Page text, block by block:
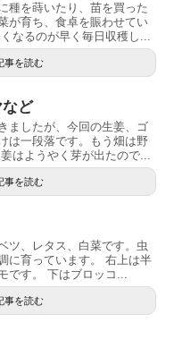
種を蒔いたり、苗を買った
が育ち、食卓を賑わせてい
なるのが早く毎日収穫し...
事を読む
ど
ましたが、今回の生姜、ゴ
は一段落です。もう畑は野
はようやく芽が出たので...
事を読む
ツ、レタス、白菜です。虫
に育っています。 右上は半
です。 下はブロッコ...
事を読む